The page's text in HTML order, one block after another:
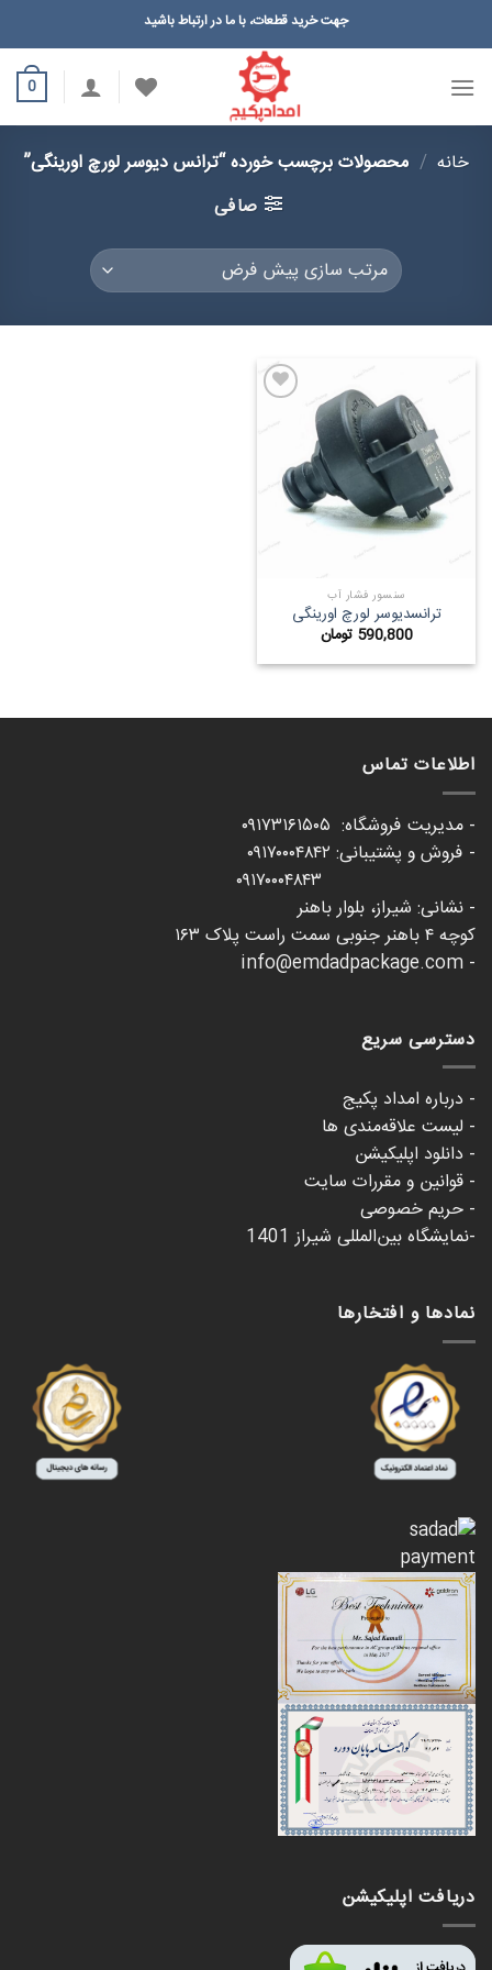
جهت خرید قطعات، با ما در ارتباط باشید
0
خانه / محصولات برچسب خورده “ترانس دیوسر لورچ اورینگی”
صافی
سنسور فشار آب
ترانسدیوسر لورچ اورینگی
590,800 تومان
اطلاعات تماس
- مدیریت فروشگاه: ۰۹۱۷۳۱۶۱۵۰۵
- فروش و پشتیبانی: ۰۹۱۷۰۰۰۴۸۴۲
- نشانی: شیراز، بلوار باهنر
کوچه ۴ باهنر جنوبی سمت راست پلاک ۱۶۳
- info@emdadpackage.com
دسترسی سریع
- درباره امداد پکیج
- لیست علاقه‌مندی ها
- دانلود اپلیکیشن
- قوانین و مقررات سایت
- حریم خصوصی
-نمایشگاه بین‌المللی شیراز 1401
نمادها و افتخارها
دریافت اپلیکیشن